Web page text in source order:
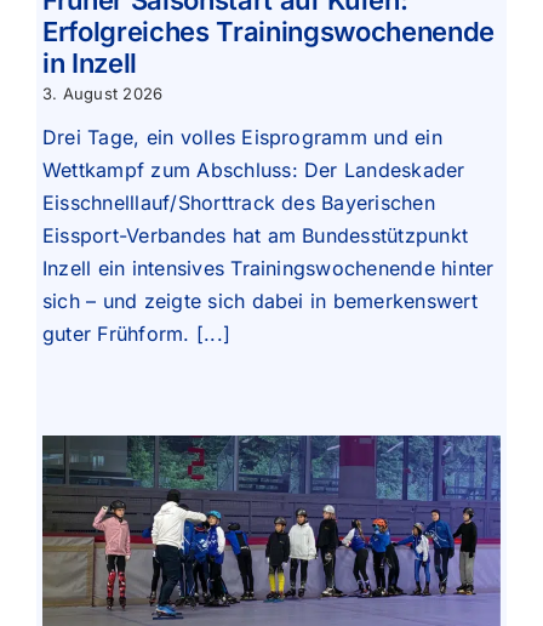
Erfolgreiches Trainingswochenende
in Inzell
3. August 2026
Drei Tage, ein volles Eisprogramm und ein
Wettkampf zum Abschluss: Der Landeskader
Eisschnelllauf/Shorttrack des Bayerischen
Eissport-Verbandes hat am Bundesstützpunkt
Inzell ein intensives Trainingswochenende hinter
sich – und zeigte sich dabei in bemerkenswert
guter Frühform. [...]